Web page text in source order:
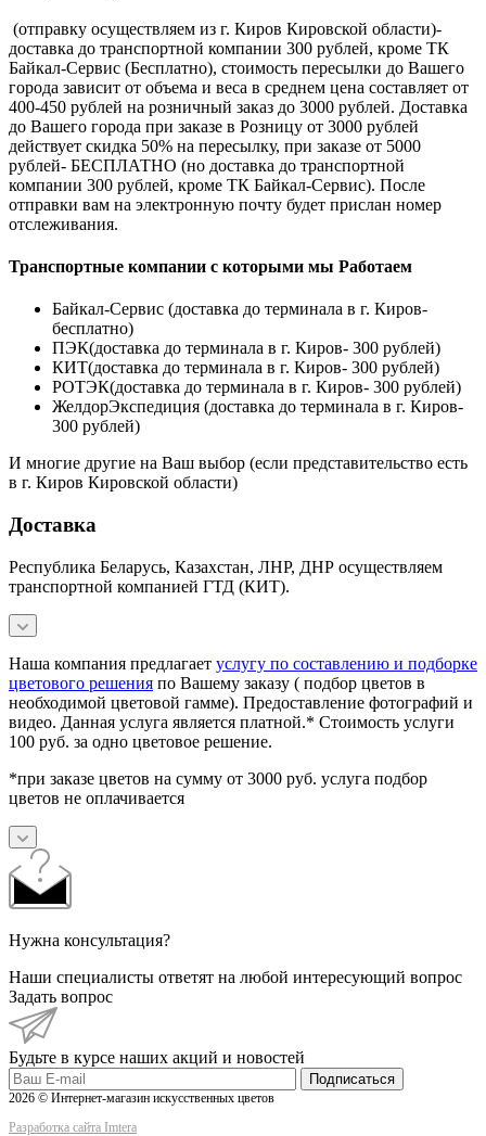
(отправку осуществляем из г. Киров Кировской области)-
доставка до транспортной компании 300 рублей, кроме ТК
Байкал-Сервис (Бесплатно), стоимость пересылки до Вашего
города зависит от объема и веса в среднем цена составляет от
400-450 рублей на розничный заказ до 3000 рублей. Доставка
до Вашего города при заказе в Розницу от 3000 рублей
действует скидка 50% на пересылку, при заказе от 5000
рублей- БЕСПЛАТНО (но доставка до транспортной
компании 300 рублей, кроме ТК Байкал-Сервис). После
отправки вам на электронную почту будет прислан номер
отслеживания.
Транспортные компании с которыми мы Работаем
Байкал-Сервис (доставка до терминала в г. Киров-
бесплатно)
ПЭК(доставка до терминала в г. Киров- 300 рублей)
КИТ(доставка до терминала в г. Киров- 300 рублей)
РОТЭК(доставка до терминала в г. Киров- 300 рублей)
ЖелдорЭкспедиция (доставка до терминала в г. Киров-
300 рублей)
И многие другие на Ваш выбор (если представительство есть
в г. Киров Кировской области)
Доставка
Республика Беларусь, Казахстан, ЛНР, ДНР осуществляем
транспортной компанией ГТД (КИТ).
Наша компания предлагает услугу по составлению и подборке
цветового решения по Вашему заказу ( подбор цветов в
необходимой цветовой гамме). Предоставление фотографий и
видео. Данная услуга является платной.* Стоимость услуги
100 руб. за одно цветовое решение.
*при заказе цветов на сумму от 3000 руб. услуга подбор
цветов не оплачивается
Нужна консультация?
Наши специалисты ответят на любой интересующий вопрос
Задать вопрос
Будьте в курсе наших акций и новостей
Подписаться
2026 © Интернет-магазин искусственных цветов
Разработка сайта Imtera